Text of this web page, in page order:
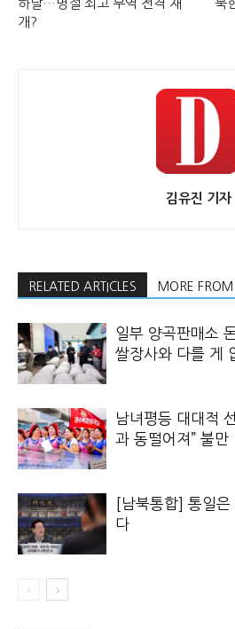
하달…명절 쇠고 무역 전격 재
개?
북
김유진 기자
RELATED ARTICLES MORE
일부 양곡판매소
쌀장사와 다를 게
남녀평등 대대적
과 동떨어져” 불만
[남북통합] 통일은
다